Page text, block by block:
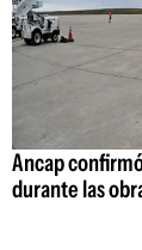
Ancap
durante las